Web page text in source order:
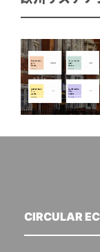
CIRCULAR